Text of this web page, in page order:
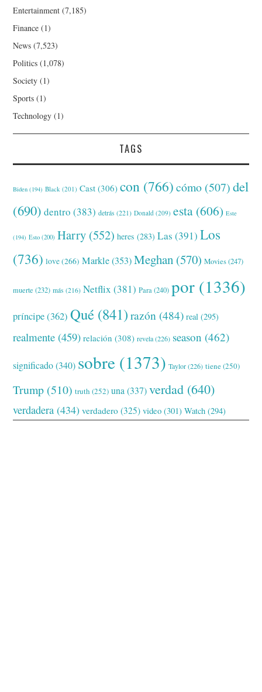
Entertainment (7,185)
Finance (1)
News (7,523)
Politics (1,078)
Society (1)
Sports (1)
Technology (1)
TAGS
Biden (194) Black (201) Cast (306) con (766) cómo (507) del
(690) dentro (383) detrás (221) Donald (209) esta (606) Este
(194) Esto (200) Harry (552) heres (283) Las (391) Los
(736) love(266) Markle(353) Meghan (570) Movies(247)
muerte (232) más (216) Netflix (381) Para(240) por (1336)
príncipe(362) Qué (841) razón (484) real (295)
realmente (459) relación (308) revela(226) season (462)
significado(340) sobre (1373) Taylor(226) tiene(250)
Trump (510) truth (252) una(337) verdad (640)
verdadera (434) verdadero (325) video (301) Watch (294)